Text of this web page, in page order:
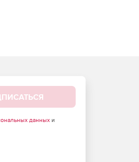
данныхи